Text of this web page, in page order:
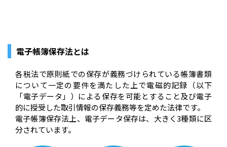
電子帳簿保存法とは
各税法で原則紙での保存が義務づけられている帳簿書類
について一定の要件を満たした上で電磁的記録（以下
「電子データ」）による保存を可能とすること及び電子
的に授受した取引情報の保存義務等を定めた法律です。
電子帳簿保存法上、電子データ保存は、大きく3種類に区
分されています。